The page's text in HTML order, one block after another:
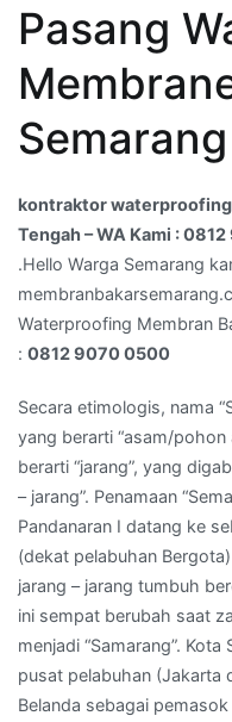
di
Kota
–
Kami
:
0812
9070
0500
Pasang
Semarang
kontraktor waterproofing
Tengah – WA Kami :
.Hello Warga Semarang
Waterproofing Membran
: 0812 9070 0500
Secara etimologis, nama
yang berarti “asam/pohon
berarti “jarang”, yang
– jarang”. Penamaan
Pandanaran I datang ke
(dekat pelabuhan
jarang – jarang tumbuh
ini sempat berubah saat
menjadi “Samarang”.
pusat pelabuhan (Jakarta
Belanda sebagai